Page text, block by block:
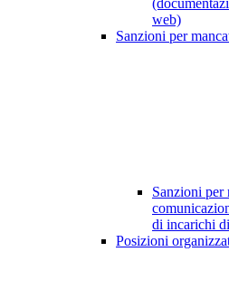
web)
Sanzioni per
Sanzioni per
di incarichi
Posizioni